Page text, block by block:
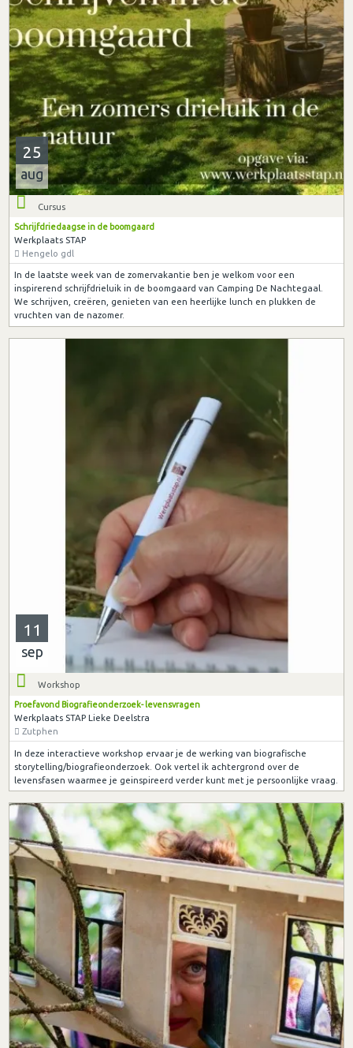
25
aug
Cursus
Schrijfdriedaagse in de boomgaard
Werkplaats STAP
Hengelo gdl
In de laatste week van de zomervakantie ben je welkom voor een
inspirerend schrijfdrieluik in de boomgaard van Camping De Nachtegaal.
We schrijven, creëren, genieten van een heerlijke lunch en plukken de
vruchten van de nazomer.
11
sep
Workshop
Proefavond Biografieonderzoek- levensvragen
Werkplaats STAP Lieke Deelstra
Zutphen
In deze interactieve workshop ervaar je de werking van biografische
storytelling/biografieonderzoek. Ook vertel ik achtergrond over de
levensfasen waarmee je geinspireerd verder kunt met je persoonlijke vraag.